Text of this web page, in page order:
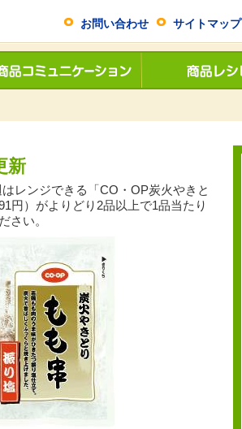
サイトマップ
お問い合わせ
新
レンジできる「CO・OP炭火やきと
円）がよりどり2品以上で1品当たり
さい。